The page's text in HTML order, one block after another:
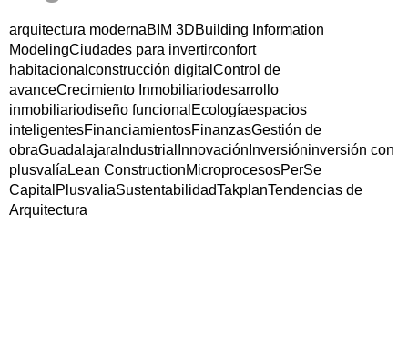
arquitectura modernaBIM 3DBuilding Information
ModelingCiudades para invertirconfort
habitacional construcción digital Control de
avanceCrecimiento Inmobiliariodesarrollo
inmobiliariodiseño funcional Ecologíaespacios
inteligentesFinanciamientosFinanzasGestión de
obraGuadalajara Industrial Innovación Inversióninversión con
plusvalía Lean ConstructionMicroprocesosPerSe
Capital PlusvaliaSustentabilidadTakplanTendencias de
Arquitectura